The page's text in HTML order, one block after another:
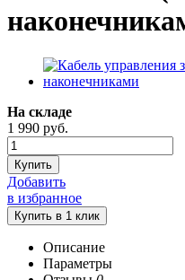
На складе
1 990 руб.
Купить
Добавить
в избранное
Описание
Параметры